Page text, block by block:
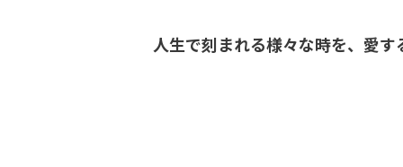
人生で刻まれる様々な時を、愛